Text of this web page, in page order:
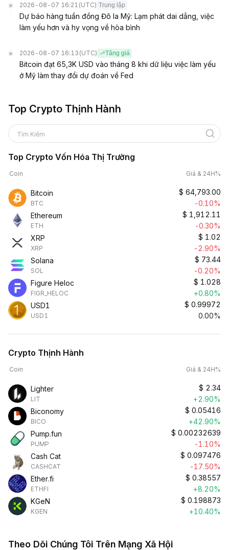
2026-08-07 16:21 (UTC) Trung lập
Dự báo hàng tuần đồng Đô la Mỹ: Lạm phát dai dẳng, việc
làm yếu hơn và hy vọng về hòa bình
2026-08-07 16:13 (UTC) Tăng giá
Bitcoin đạt 65,3K USD vào tháng 8 khi dữ liệu việc làm yếu
ở Mỹ làm thay đổi dự đoán về Fed
Top Crypto Thịnh Hành
Tìm Kiếm
Top Crypto Vốn Hóa Thị Trường
Coin Giá & 24H%
Bitcoin
BTC
$ 64,793.00
-0.10%
Ethereum
ETH
$ 1,912.11
-0.30%
XRP
XRP
$ 1.02
-2.90%
Solana
SOL
$ 73.44
-0.20%
Figure Heloc
FIGR_HELOC
$ 1.028
+0.80%
USD1
USD1
$ 0.99972
0.00%
Crypto Thịnh Hành
Coin Giá & 24H%
Lighter
LIT
$ 2.34
+2.90%
Biconomy
BICO
$ 0.05416
+42.90%
Pump.fun
PUMP
$ 0.00232639
-1.10%
Cash Cat
CASHCAT
$ 0.097476
-17.50%
Ether.fi
ETHFI
$ 0.38557
+8.20%
KGeN
KGEN
$ 0.198873
+10.40%
Theo Dõi Chúng Tôi Trên Mạng Xã Hội